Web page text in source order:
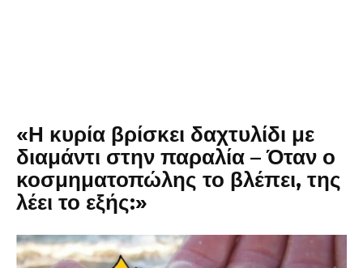
«Η κυρία βρίσκει δαχτυλίδι με
διαμάντι στην παραλία – Όταν ο
κοσμηματοπώλης το βλέπει, της
λέει το εξής:»